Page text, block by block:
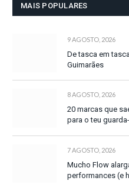
MAIS POPULARES
9 AGOSTO, 2026
De tasca em
Guimarães
8 AGOSTO, 2026
20 marcas que
para o teu
7 AGOSTO, 2026
Mucho Flow
performances (e